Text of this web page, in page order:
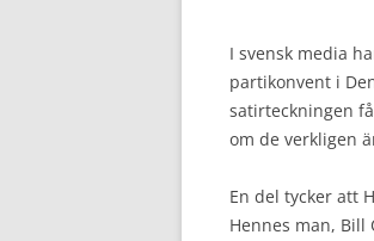
I svensk media
partikonvent i
satirteckningen
om de verkligen
En del tycker att
Hennes man, Bill